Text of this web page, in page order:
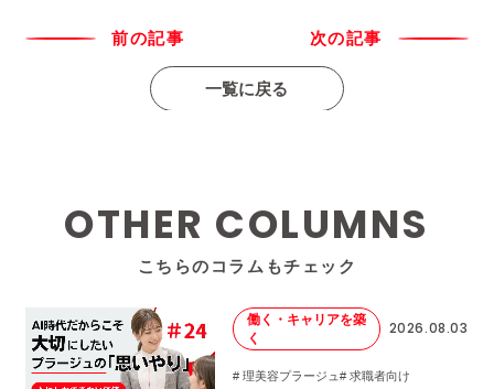
前の記事 次の記事
一覧に戻る
OTHER COLUMNS
こちらのコラムもチェック
働く・キャリアを築
く
2026.08.03
# 理美容プラージュ# 求職者向け